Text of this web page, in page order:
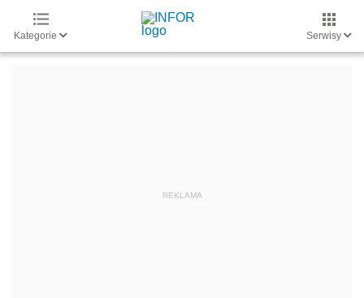
Kategorie Serwisy